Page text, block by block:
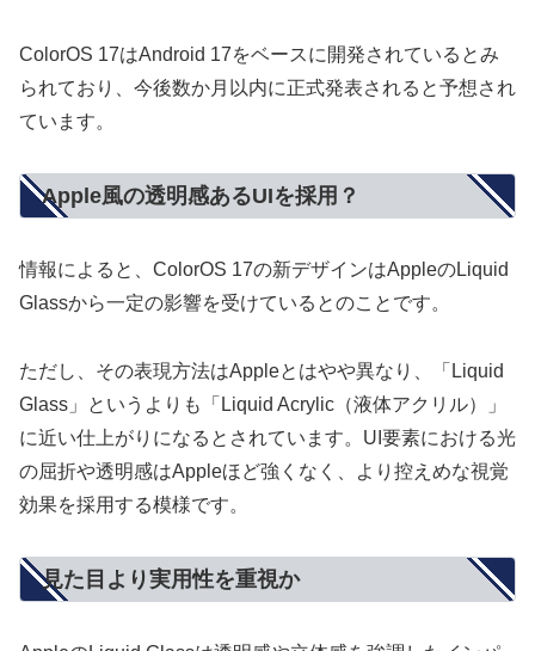
ColorOS 17はAndroid 17をベースに開発されているとみ
られており、今後数か月以内に正式発表されると予想され
ています。
Apple風の透明感あるUIを採用？
情報によると、ColorOS 17の新デザインはAppleのLiquid
Glassから一定の影響を受けているとのことです。
ただし、その表現方法はAppleとはやや異なり、「Liquid
Glass」というよりも「Liquid Acrylic（液体アクリル）」
に近い仕上がりになるとされています。UI要素における光
の屈折や透明感はAppleほど強くなく、より控えめな視覚
効果を採用する模様です。
見た目より実用性を重視か